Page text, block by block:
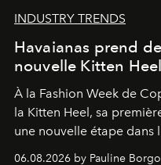
INDUSTRY TRENDS
Havaianas prend
nouvelle Kitten Heel
À la Fashion Week de
la Kitten Heel, sa
une nouvelle étape
06.08.2026 by Pauline